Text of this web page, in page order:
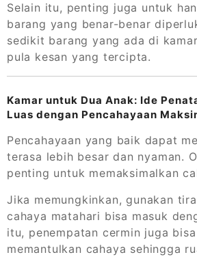
Selain itu, penting juga untuk
barang yang benar-benar
sedikit barang yang ada di
pula kesan yang tercipta.
Kamar untuk Dua Anak: Ide
Luas dengan Pencahayaan
Pencahayaan yang baik dapat
terasa lebih besar dan nyaman.
penting untuk memaksimalkan
Jika memungkinkan, gunakan
cahaya matahari bisa masuk
itu, penempatan cermin juga
memantulkan cahaya sehingga